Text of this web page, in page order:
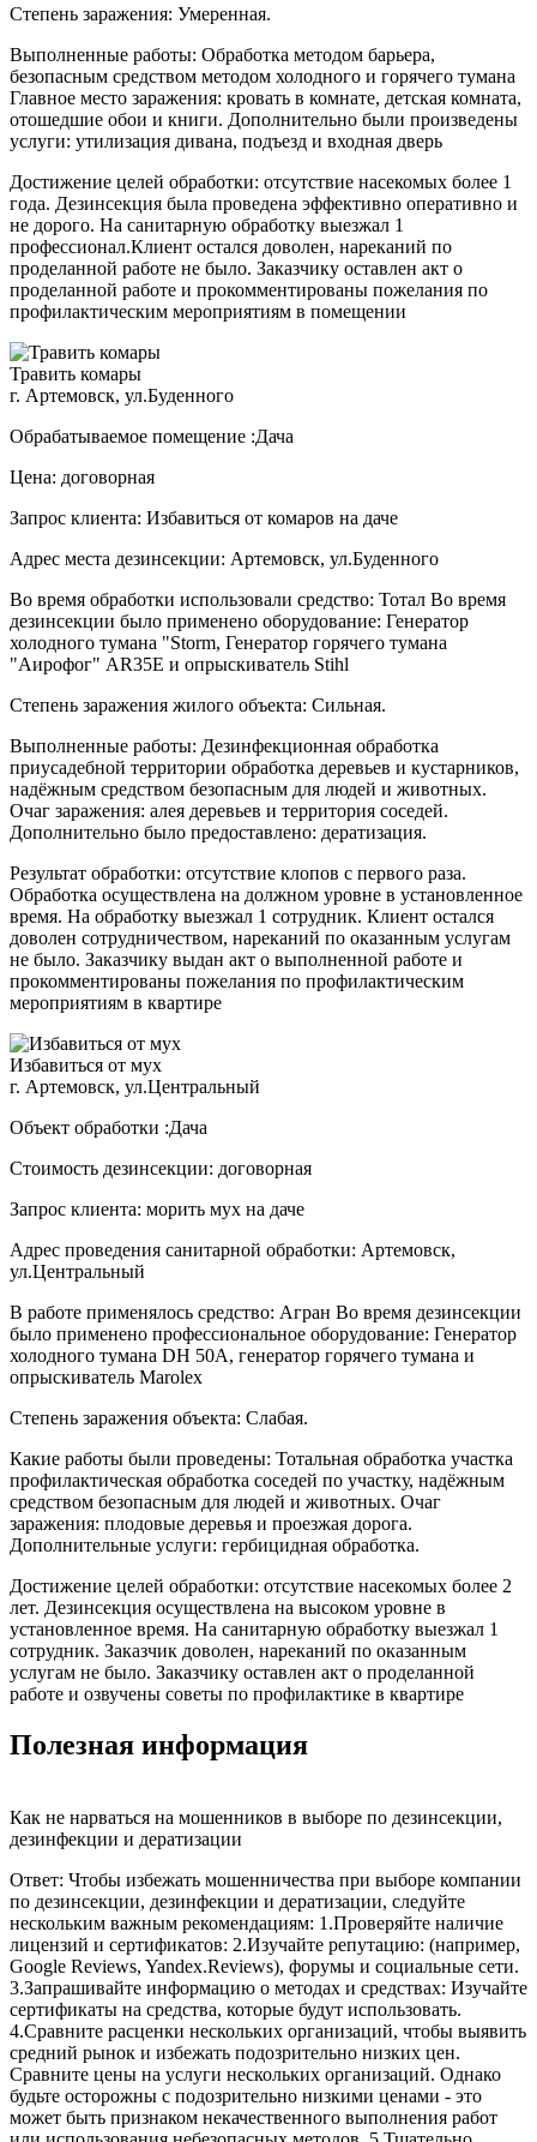
Степень заражения: Умеренная.
Выполненные работы: Обработка методом барьера,
безопасным средством методом холодного и горячего тумана
Главное место заражения: кровать в комнате, детская комната,
отошедшие обои и книги. Дополнительно были произведены
услуги: утилизация дивана, подъезд и входная дверь
Достижение целей обработки: отсутствие насекомых более 1
года. Дезинсекция была проведена эффективно оперативно и
не дорого. На санитарную обработку выезжал 1
профессионал.Клиент остался доволен, нареканий по
проделанной работе не было. Заказчику оставлен акт о
проделанной работе и прокомментированы пожелания по
профилактическим мероприятиям в помещении
Травить комары
г. Артемовск, ул.Буденного
Обрабатываемое помещение :Дача
Цена: договорная
Запрос клиента: Избавиться от комаров на даче
Адрес места дезинсекции: Артемовск, ул.Буденного
Во время обработки использовали средство: Тотал Во время
дезинсекции было применено оборудование: Генератор
холодного тумана "Storm, Генератор горячего тумана
"Аирофог" AR35E и опрыскиватель Stihl
Степень заражения жилого объекта: Сильная.
Выполненные работы: Дезинфекционная обработка
приусадебной территории обработка деревьев и кустарников,
надёжным средством безопасным для людей и животных.
Очаг заражения: алея деревьев и территория соседей.
Дополнительно было предоставлено: дератизация.
Результат обработки: отсутствие клопов с первого раза.
Обработка осуществлена на должном уровне в установленное
время. На обработку выезжал 1 сотрудник. Клиент остался
доволен сотрудничеством, нареканий по оказанным услугам
не было. Заказчику выдан акт о выполненной работе и
прокомментированы пожелания по профилактическим
мероприятиям в квартире
Избавиться от мух
г. Артемовск, ул.Центральный
Объект обработки :Дача
Стоимость дезинсекции: договорная
Запрос клиента: морить мух на даче
Адрес проведения санитарной обработки: Артемовск,
ул.Центральный
В работе применялось средство: Агран Во время дезинсекции
было применено профессиональное оборудование: Генератор
холодного тумана DH 50A, генератор горячего тумана и
опрыскиватель Marolex
Степень заражения объекта: Слабая.
Какие работы были проведены: Тотальная обработка участка
профилактическая обработка соседей по участку, надёжным
средством безопасным для людей и животных. Очаг
заражения: плодовые деревья и проезжая дорога.
Дополнительные услуги: гербицидная обработка.
Достижение целей обработки: отсутствие насекомых более 2
лет. Дезинсекция осуществлена на высоком уровне в
установленное время. На санитарную обработку выезжал 1
сотрудник. Заказчик доволен, нареканий по оказанным
услугам не было. Заказчику оставлен акт о проделанной
работе и озвучены советы по профилактике в квартире
Полезная информация
Как не нарваться на мошенников в выборе по дезинсекции,
дезинфекции и дератизации
Ответ: Чтобы избежать мошенничества при выборе компании
по дезинсекции, дезинфекции и дератизации, следуйте
нескольким важным рекомендациям: 1.Проверяйте наличие
лицензий и сертификатов: 2.Изучайте репутацию: (например,
Google Reviews, Yandex.Reviews), форумы и социальные сети.
3.Запрашивайте информацию о методах и средствах: Изучайте
сертификаты на средства, которые будут использовать.
4.Сравните расценки нескольких организаций, чтобы выявить
средний рынок и избежать подозрительно низких цен.
Сравните цены на услуги нескольких организаций. Однако
будьте осторожны с подозрительно низкими ценами - это
может быть признаком некачественного выполнения работ